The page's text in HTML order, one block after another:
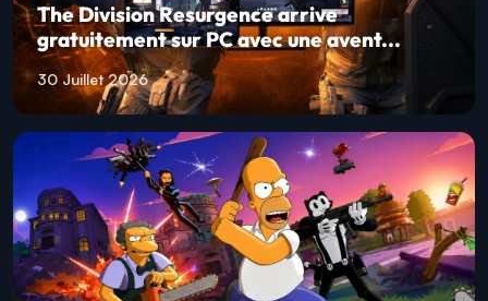
The Division Resurgence arrive
gratuitement sur PC avec une avent...
30 Juillet 2026